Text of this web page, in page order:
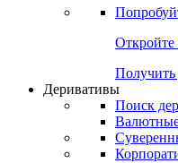
Откройте
Получить
Деривативы
Поиск